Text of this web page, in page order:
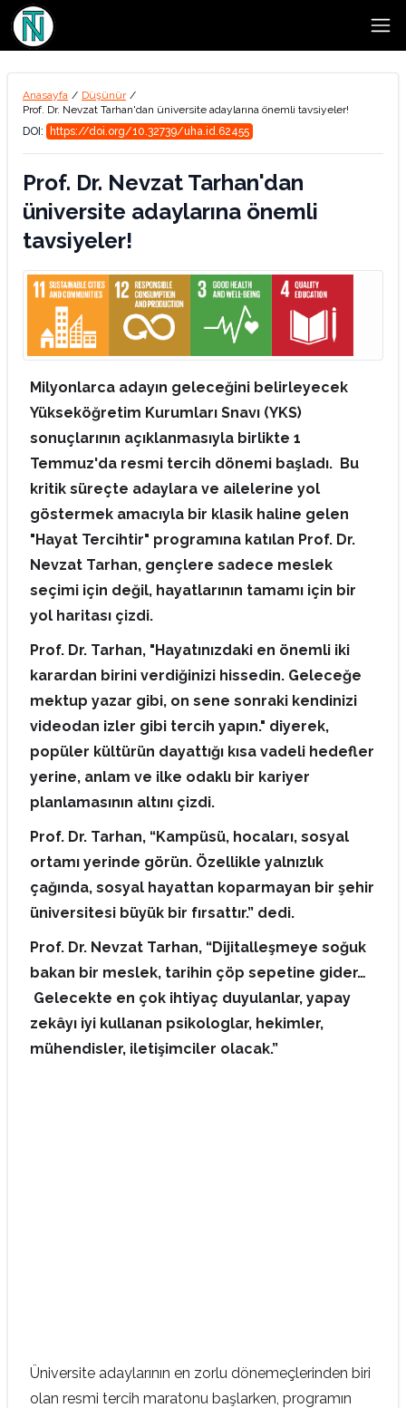
Anasayfa / Düşünür /
Prof. Dr. Nevzat Tarhan'dan üniversite adaylarına önemli tavsiyeler!
DOI:
https://doi.org/10.32739/uha.id.62455
Prof. Dr. Nevzat Tarhan'dan
üniversite adaylarına önemli
tavsiyeler!
Milyonlarca adayın geleceğini belirleyecek
Yükseköğretim Kurumları Snavı (YKS)
sonuçlarının açıklanmasıyla birlikte 1
Temmuz'da resmi tercih dönemi başladı. Bu
kritik süreçte adaylara ve ailelerine yol
göstermek amacıyla bir klasik haline gelen
"Hayat Tercihtir" programına katılan Prof. Dr.
Nevzat Tarhan, gençlere sadece meslek
seçimi için değil, hayatlarının tamamı için bir
yol haritası çizdi.
Prof. Dr. Tarhan, "Hayatınızdaki en önemli iki
karardan birini verdiğinizi hissedin. Geleceğe
mektup yazar gibi, on sene sonraki kendinizi
videodan izler gibi tercih yapın." diyerek,
popüler kültürün dayattığı kısa vadeli hedefler
yerine, anlam ve ilke odaklı bir kariyer
planlamasının altını çizdi.
Prof. Dr. Tarhan, “Kampüsü, hocaları, sosyal
ortamı yerinde görün. Özellikle yalnızlık
çağında, sosyal hayattan koparmayan bir şehir
üniversitesi büyük bir fırsattır.” dedi.
Prof. Dr. Nevzat Tarhan, “Dijitalleşmeye soğuk
bakan bir meslek, tarihin çöp sepetine gider…
Gelecekte en çok ihtiyaç duyulanlar, yapay
zekâyı iyi kullanan psikologlar, hekimler,
mühendisler, iletişimciler olacak.”
Üniversite adaylarının en zorlu dönemeçlerinden biri
olan resmi tercih maratonu başlarken, programın